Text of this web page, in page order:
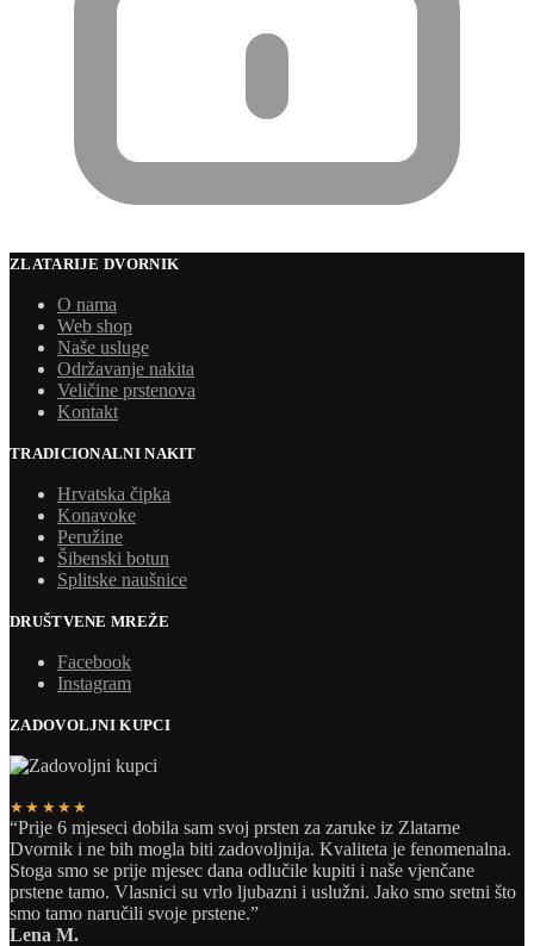
ZLATARIJE DVORNIK
O nama
Web shop
Naše usluge
Održavanje nakita
Veličine prstenova
Kontakt
TRADICIONALNI NAKIT
Hrvatska čipka
Konavoke
Peružine
Šibenski botun
Splitske naušnice
DRUŠTVENE MREŽE
Facebook
Instagram
ZADOVOLJNI KUPCI
★★★★★
“Prije 6 mjeseci dobila sam svoj prsten za zaruke iz Zlatarne
Dvornik i ne bih mogla biti zadovoljnija. Kvaliteta je fenomenalna.
Stoga smo se prije mjesec dana odlučile kupiti i naše vjenčane
prstene tamo. Vlasnici su vrlo ljubazni i uslužni. Jako smo sretni što
smo tamo naručili svoje prstene.”
Lena M.